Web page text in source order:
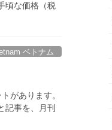
頃な価格（税
ベトナム
があります。
記事を、月刊